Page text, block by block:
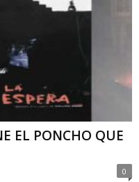
EL PONCHO QUE
0